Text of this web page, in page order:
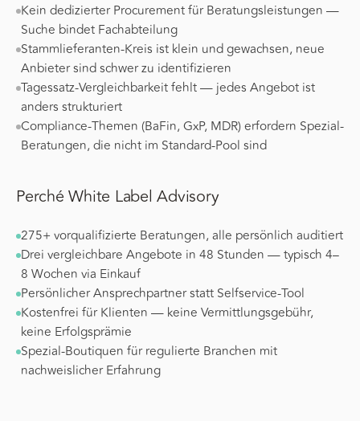
Kein dedizierter Procurement für Beratungsleistungen —
Suche bindet Fachabteilung
Stammlieferanten-Kreis ist klein und gewachsen, neue
Anbieter sind schwer zu identifizieren
Tagessatz-Vergleichbarkeit fehlt — jedes Angebot ist
anders strukturiert
Compliance-Themen (BaFin, GxP, MDR) erfordern Spezial-
Beratungen, die nicht im Standard-Pool sind
Perché White Label Advisory
275+ vorqualifizierte Beratungen, alle persönlich auditiert
Drei vergleichbare Angebote in 48 Stunden — typisch 4–
8 Wochen via Einkauf
Persönlicher Ansprechpartner statt Selfservice-Tool
Kostenfrei für Klienten — keine Vermittlungsgebühr,
keine Erfolgsprämie
Spezial-Boutiquen für regulierte Branchen mit
nachweislicher Erfahrung